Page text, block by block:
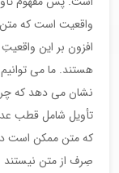
واقعیت است که متن
افزون بر این
هستند. ما می
نشان می دهد که
تأویل شامل قطب
که متن ممکن است
صِرف از متن نیستند